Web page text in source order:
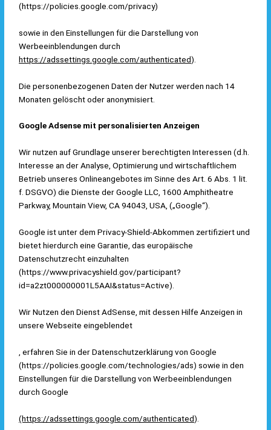
(https://policies.google.com/privacy)
sowie in den Einstellungen für die Darstellung von
Werbeeinblendungen durch
https://adssettings.google.com/authenticated).
Die personenbezogenen Daten der Nutzer werden nach 14
Monaten gelöscht oder anonymisiert.
Google Adsense mit personalisierten Anzeigen
Wir nutzen auf Grundlage unserer berechtigten Interessen (d.h.
Interesse an der Analyse, Optimierung und wirtschaftlichem
Betrieb unseres Onlineangebotes im Sinne des Art. 6 Abs. 1 lit.
f. DSGVO) die Dienste der Google LLC, 1600 Amphitheatre
Parkway, Mountain View, CA 94043, USA, („Google“).
Google ist unter dem Privacy-Shield-Abkommen zertifiziert und
bietet hierdurch eine Garantie, das europäische
Datenschutzrecht einzuhalten
(https://www.privacyshield.gov/participant?
id=a2zt000000001L5AAI&status=Active).
Wir Nutzen den Dienst AdSense, mit dessen Hilfe Anzeigen in
unsere Webseite eingeblendet
, erfahren Sie in der Datenschutzerklärung von Google
(https://policies.google.com/technologies/ads) sowie in den
Einstellungen für die Darstellung von Werbeeinblendungen
durch Google
(https://adssettings.google.com/authenticated).